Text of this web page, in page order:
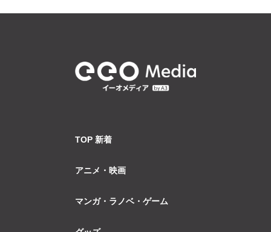
TOP 新着
アニメ・映画
マンガ・ラノベ・ゲーム